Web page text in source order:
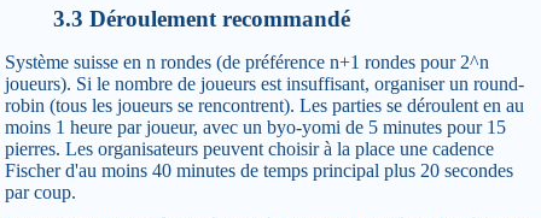
3.3 Déroulement recommandé
Système suisse en n rondes (de préférence n+1 rondes pour 2^n
joueurs). Si le nombre de joueurs est insuffisant, organiser un round-
robin (tous les joueurs se rencontrent). Les parties se déroulent en au
moins 1 heure par joueur, avec un byo-yomi de 5 minutes pour 15
pierres. Les organisateurs peuvent choisir à la place une cadence
Fischer d'au moins 40 minutes de temps principal plus 20 secondes
par coup.